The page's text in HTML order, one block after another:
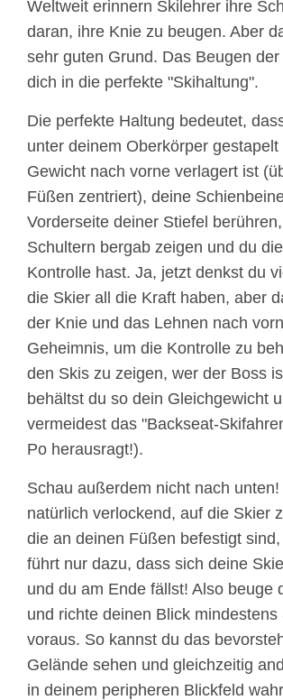
Weltweit erinnern Skilehrer ihre
daran, ihre Knie zu beugen. Aber
sehr guten Grund. Das Beugen
dich in die perfekte "Skihaltung".
Die perfekte Haltung bedeutet,
unter deinem Oberkörper gestapelt
Gewicht nach vorne verlagert ist
Füßen zentriert), deine
Vorderseite deiner Stiefel
Schultern bergab zeigen und du
Kontrolle hast. Ja, jetzt denkst du
die Skier all die Kraft haben, aber
der Knie und das Lehnen nach
Geheimnis, um die Kontrolle zu
den Skis zu zeigen, wer der Boss
behältst du so dein Gleichgewicht
vermeidest das "Backseat-
Po herausragt!).
Schau außerdem nicht nach
natürlich verlockend, auf die Skier
die an deinen Füßen befestigt
führt nur dazu, dass sich deine
und du am Ende fällst! Also beuge
und richte deinen Blick mindestens
voraus. So kannst du das
Gelände sehen und gleichzeitig
in deinem peripheren Blickfeld